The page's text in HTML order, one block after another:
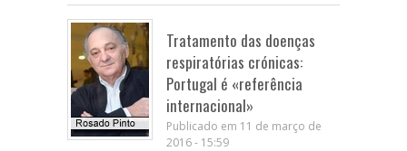
Tratamento das doenças
respiratórias crónicas:
Portugal é «referência
internacional»
Publicado em 11 de março de
2016 - 15:59